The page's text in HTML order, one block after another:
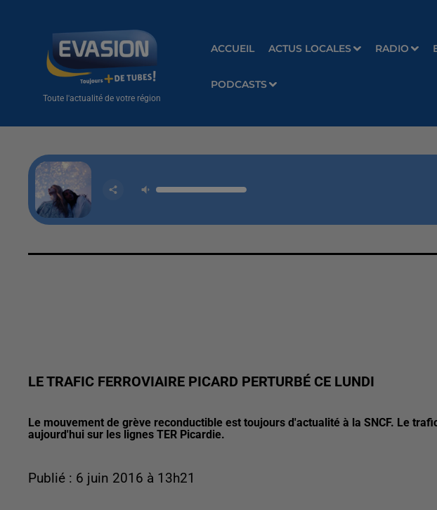
Toute l'actualité de votre région
ACCUEIL ACTUS LOCALES RADIO
PODCASTS
LE TRAFIC FERROVIAIRE PICARD PERTURBÉ CE LUNDI
Le mouvement de grève reconductible est toujours d'actualité à la SNCF. Le
aujourd'hui sur les lignes TER Picardie.
Publié : 6 juin 2016 à 13h21